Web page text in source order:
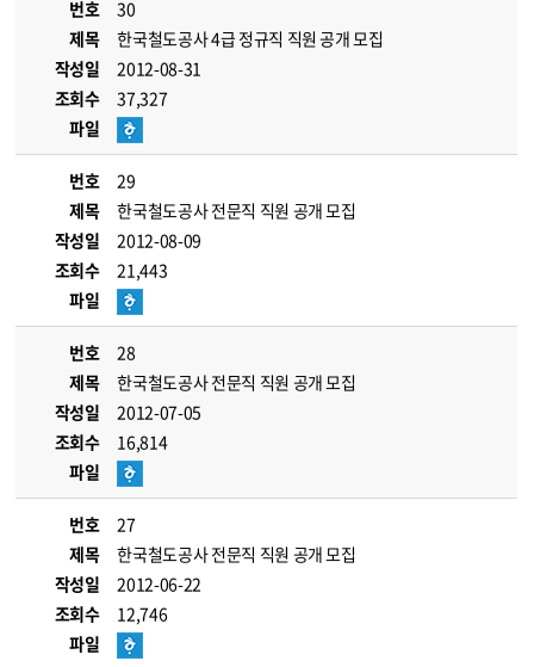
번호
30
제목
한국철도공사 4급 정규직 직원 공개 모집
작성일
2012-08-31
조회수
37,327
파일
번호
29
제목
한국철도공사 전문직 직원 공개 모집
작성일
2012-08-09
조회수
21,443
파일
번호
28
제목
한국철도공사 전문직 직원 공개 모집
작성일
2012-07-05
조회수
16,814
파일
번호
27
제목
한국철도공사 전문직 직원 공개 모집
작성일
2012-06-22
조회수
12,746
파일